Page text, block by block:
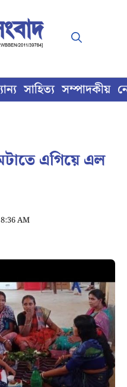
সাহিত্য সম্পাদকীয়
এগিয়ে এল
AM